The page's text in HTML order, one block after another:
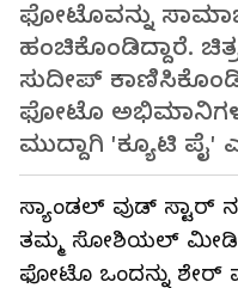
ಫೋಟೊವನ್ನು
ಹಂಚಿಕೊಂಡಿದ್ದಾರೆ.
ಸುದೀಪ್
ಫೋಟೊ ಅಭಿಮಾನಿಗಳ
ಮುದ್ದಾಗಿ 'ಕ್ಯೂಟಿ ಪೈ'
ಸ್ಯಾಂಡಲ್ ವುಡ್ ಸ್ಟಾರ್
ತಮ್ಮ ಸೋಶಿಯಲ್
ಫೋಟೊ ಒಂದನ್ನು ಶೇರ್